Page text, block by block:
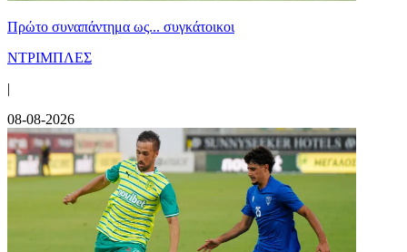
Πρώτο συναπάντημα ως... συγκάτοικοι
ΝΤΡΙΜΠΛΕΣ
|
08-08-2026